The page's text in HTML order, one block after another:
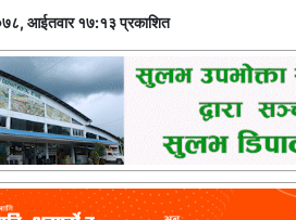
आईतवार १७:१३ प्रकाशित